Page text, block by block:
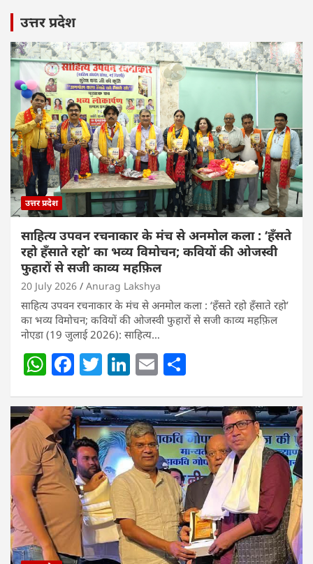
उत्तर प्रदेश
उत्तर प्रदेश
साहित्य उपवन रचनाकार के मंच से अनमोल कला : ‘हॅंसते
रहो हॅंसाते रहो’ का भव्य विमोचन; कवियों की ओजस्वी
फुहारों से सजी काव्य महफ़िल
20 July 2026 Anurag Lakshya
साहित्य उपवन रचनाकार के मंच से अनमोल कला : ‘हॅंसते रहो हॅंसाते रहो’
का भव्य विमोचन; कवियों की ओजस्वी फुहारों से सजी काव्य महफ़िल
नोएडा (19 जुलाई 2026): साहित्य…
W
at
s
A
p
p
F
c
e
b
o
o
k
T
itt
er
Li
k
e
dI
n
E
ai
l
ar
e